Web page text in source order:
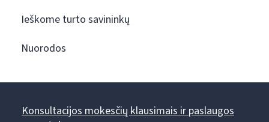
Ieškome turto savininkų
Nuorodos
Konsultacijos mokesčių klausimais ir paslaugos